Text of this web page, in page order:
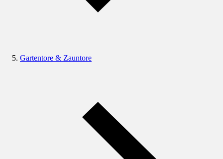
Gartentore & Zauntore